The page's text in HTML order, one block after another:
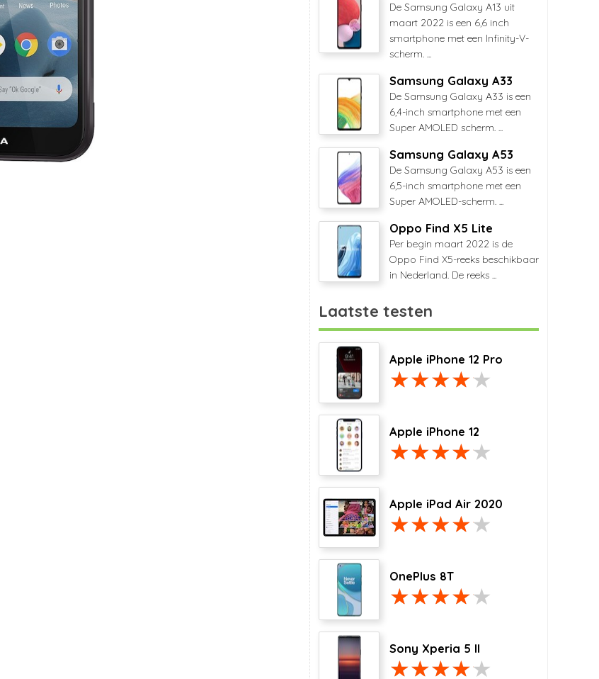
De Samsung Galaxy A13 uit
maart 2022 is een 6,6 inch
smartphone met een Infinity-V-
scherm. ...
Samsung Galaxy A33
De Samsung Galaxy A33 is een
6,4-inch smartphone met een
Super AMOLED scherm. ...
Samsung Galaxy A53
De Samsung Galaxy A53 is een
6,5-inch smartphone met een
Super AMOLED-scherm. ...
Oppo Find X5 Lite
Per begin maart 2022 is de
Oppo Find X5-reeks beschikbaar
in Nederland. De reeks ...
Laatste testen
Apple iPhone 12 Pro
Apple iPhone 12
Apple iPad Air 2020
OnePlus 8T
Sony Xperia 5 II